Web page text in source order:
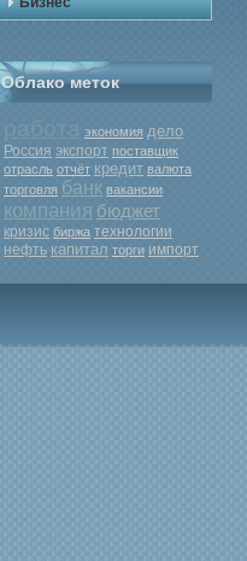
Облако меток
экономия дело
Россия экспорт поставщик
отрасль отчёт кредит валюта
торговля банк вакансии
компания бюджет
кризис биржа технологии
нефть капитал торги импорт